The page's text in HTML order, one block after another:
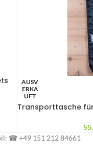
AUSV
ERKA
UFT
Transporttasche
☎ +49 151 212 84661